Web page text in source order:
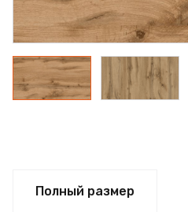
Полный размер